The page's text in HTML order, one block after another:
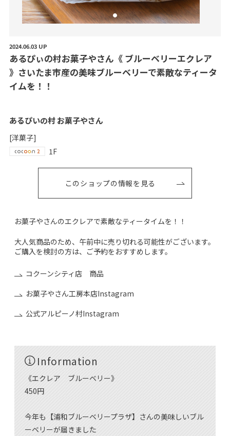
2024.06.03 UP
あるぴぃの村お菓子やさん 《 ブルーベリーエク レア
》 さいたま市産の美味ブルーベリーで素敵なティータ
イムを ！ ！
あるぴいの村 お菓子やさん
[洋菓子]
1F
このショップの情報を見る
お菓子やさんのエクレアで素敵なティータイムを！！
大人気商品のため、午前中に売り切れる可能性がございます。
ご購入を検討の方は、ご予約をおすすめします。
コクーンシティ店 商品
お菓子やさん工房本店Instagram
公式アルピーノ村Instagram
Information
《エクレア ブルーベリー》
450円
今年も【浦和ブルーベリープラザ】さんの美味しいブル
ーベリーが届きました